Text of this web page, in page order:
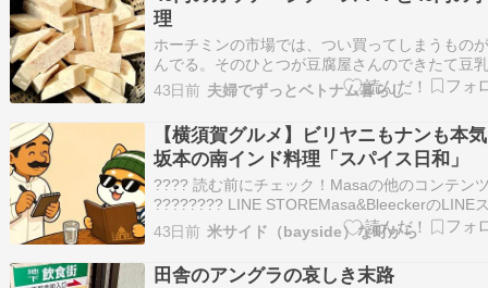
理
ホーチミンの市場では、つい買ってしまうもの
んでる。そのひとつが豆腐屋さんのできたて豆
ビニール袋にたっぷり入って500mlほど。値段は
5,000ドン前後、日本円で30円くらい。安い、安
ぎる！ しかも、おいしい。そのまま飲んでもい
れど、我が家のお気に入りは「なんちゃって…
43日前 夫婦でずっとベトナム暮らし
【横須賀グルメ】ビリヤニもナンも本
坂本の南インド料理「スパイス日和」
???? 読む前にチェック！Masaの他のコンテン
???????? LINE STOREMasa&BleeckerのLINE
ンプ一覧line.me ???? SubstackMasa | Fintech /
Navigatorsubstack.com/@baron…
43日前 米サイド（bayside）な町から
田舎のアングラの哀しき末路